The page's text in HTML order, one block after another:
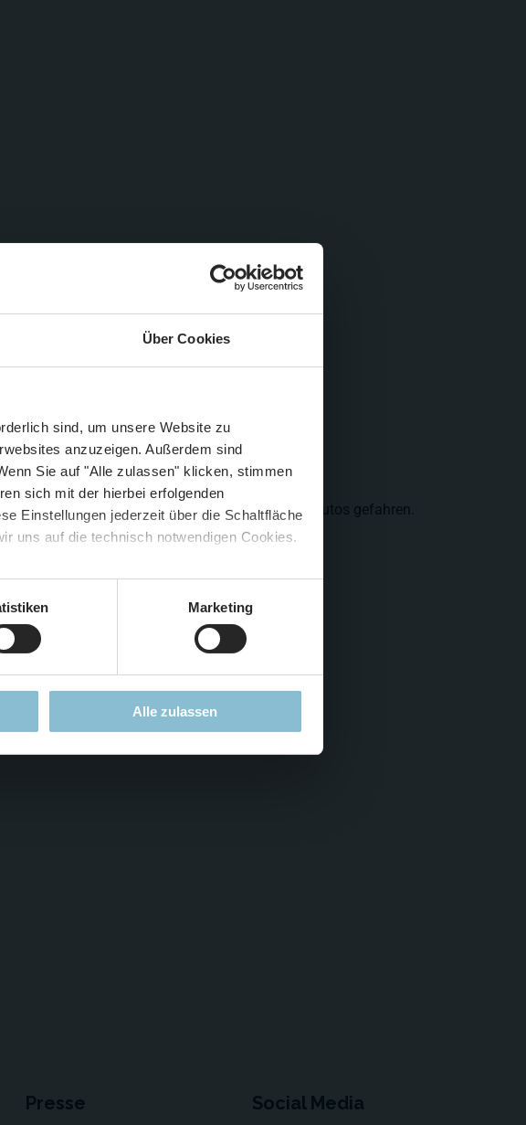
Über Cookies
sind, um unsere Website zu
anzuzeigen. Außerdem sind
Sie auf "Alle zulassen" klicken, stimmen
sich mit der hierbei erfolgenden
Einstellungen jederzeit über die Schaltfläche
uns auf die technisch notwendigen Cookies.
Marketing
Alle zulassen
echte Kilometer (Vorjahr 159.608 km) sind die Autos gefahren.
Presse
Social Media
Schließen
& kleine Züge im August
🛥️
Wartezeit 🚂
von 9,00 € 🍟